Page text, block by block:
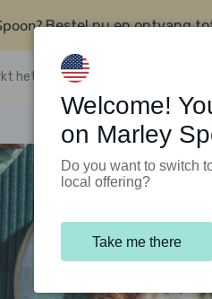
Bestel nu en ontvang
het Klantenservice
Welcome!
on Marley
Do you want to switch
local offering?
Take me there